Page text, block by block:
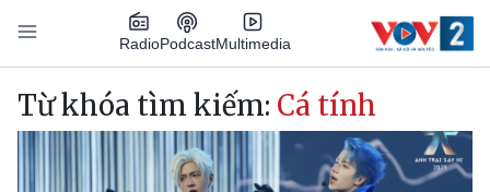
Nhảy đến nội dung
RadioPodcastMultimedia
Main navigation
Từ khóa tìm kiếm: Cá tính